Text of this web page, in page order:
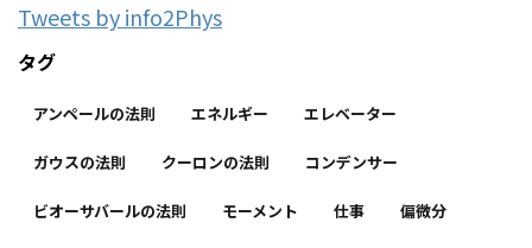
Tweets by info2Phys
タグ
アンペールの法則 エネルギー エレベーター
ガウスの法則 クーロンの法則 コンデンサー
ビオーサバールの法則 モーメント 仕事 偏微分